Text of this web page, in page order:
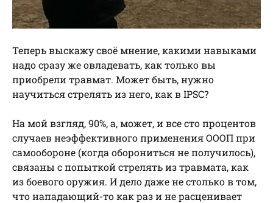
Теперь выскажу своё мнение, какими навыками
надо сразу же овладевать, как только вы
приобрели травмат. Может быть, нужно
научиться стрелять из него, как в IPSC?
На мой взгляд, 90%, а, может, и все сто процентов
случаев неэффективного применения ОООП при
самообороне (когда оборониться не получилось),
связаны с попыткой стрелять из травмата, как
из боевого оружия. И дело даже не столько в том,
что нападающий-то как раз и не расценивает